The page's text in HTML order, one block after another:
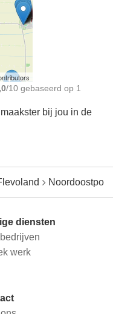
/10 gebaseerd op 1
bij jou in de
diensten
werk